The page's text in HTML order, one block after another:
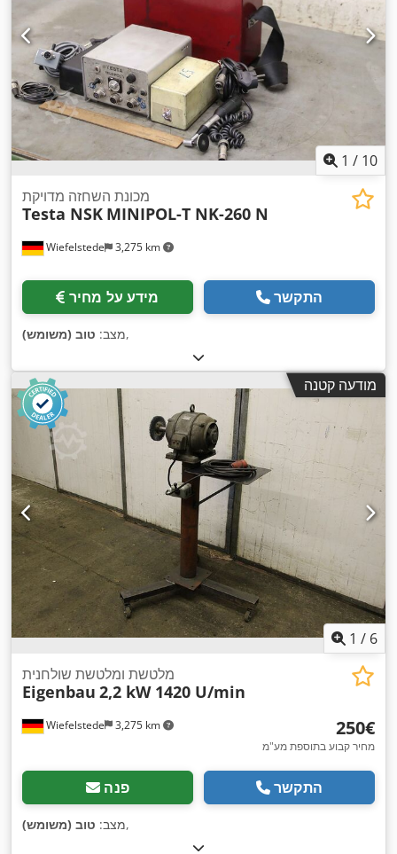
1 / 10
Wiefelstede 3,275 km
מכונת השחזה מדויקת
Testa NSK MINIPOL-T NK-260 N
מידע על מחיר התקשר
מצב: טוב (משומש) ,
מודעה קטנה
1 / 6
Wiefelstede 3,275 km
מלטשת ומלטשת שולחנית
Eigenbau 2,2 kW 1420 U/min
‏250 ‏€
מחיר קבוע בתוספת מע"מ
פנה התקשר
מצב: טוב (משומש) ,